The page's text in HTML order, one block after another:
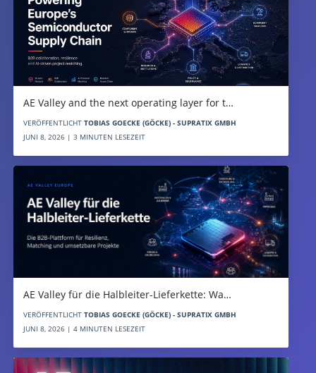
AE Valley and the next operating layer for t…
VERÖFFENTLICHT TOBIAS GOECKE (GÖCKE) - SUPRATIX GMBH
JUNI 8, 2026 | 3 MINUTEN LESEZEIT
AE Valley für die Halbleiter-Lieferkette: Wa…
VERÖFFENTLICHT TOBIAS GOECKE (GÖCKE) - SUPRATIX GMBH
JUNI 8, 2026 | 4 MINUTEN LESEZEIT